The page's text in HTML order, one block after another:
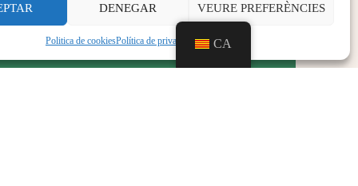
DENEGAR VEURE PREFERÈNCIES
Politica de cookiesPolítica de privacitat Aviso legal
CA